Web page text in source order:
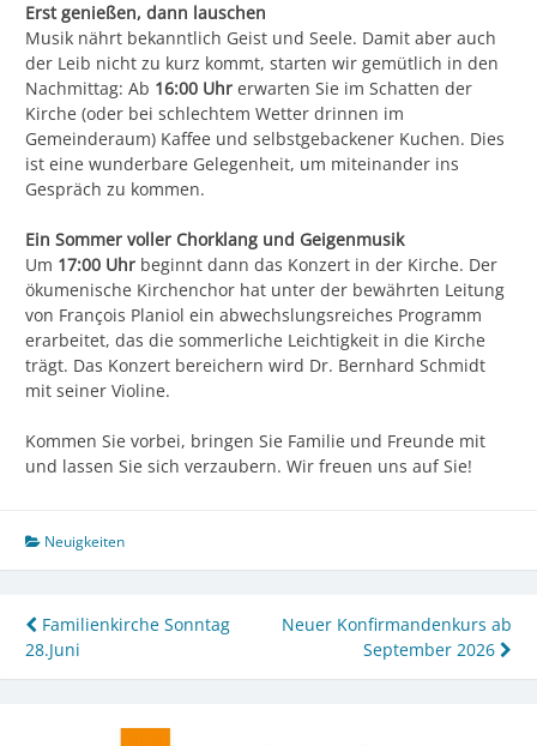
Erst genießen, dann lauschen
Musik nährt bekanntlich Geist und Seele. Damit aber auch
der Leib nicht zu kurz kommt, starten wir gemütlich in den
Nachmittag: Ab 16:00 Uhr erwarten Sie im Schatten der
Kirche (oder bei schlechtem Wetter drinnen im
Gemeinderaum) Kaffee und selbstgebackener Kuchen. Dies
ist eine wunderbare Gelegenheit, um miteinander ins
Gespräch zu kommen.
Ein Sommer voller Chorklang und Geigenmusik
Um 17:00 Uhr beginnt dann das Konzert in der Kirche. Der
ökumenische Kirchenchor hat unter der bewährten Leitung
von François Planiol ein abwechslungsreiches Programm
erarbeitet, das die sommerliche Leichtigkeit in die Kirche
trägt. Das Konzert bereichern wird Dr. Bernhard Schmidt
mit seiner Violine.
Kommen Sie vorbei, bringen Sie Familie und Freunde mit
und lassen Sie sich verzaubern. Wir freuen uns auf Sie!
Neuigkeiten
Beitragsnavigation
Familienkirche Sonntag
28.Juni
Neuer Konfirmandenkurs ab
September 2026